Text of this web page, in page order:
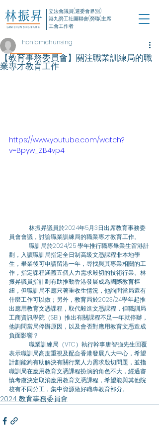
立法會議員(選委會界別)
港九勞工社團聯會(勞聯)主席
工會工作者
【教育事務委員會】關注職業訓練局的職
業專才教育工作
honlamchunsing
https://www.youtube.com/watch?
v=Bpyw_ZB4vp4
員會會議，討論職業訓練局的職業專才教育工作。
劃，入讀職訓局指定全日制高級文憑課程非本地學
生，畢業後可申請留港一年，尋找與其專業相關的工
作，指定課程涵蓋五個人力需求殷切的技術行業。林
振昇議員指計劃有助推動香港發展成為國際教育樞
紐，但職訓局不應只著重收生情況，他詢問當局還有
什麼工作可以做；另外，教育局於2023/24學年起推
出應用教育文憑課程，取代毅進文憑課程，但職訓局
工商資訊學院（SBI）推出有關課程不足一年就停辦，
他詢問當局停辦原因，以及會否對應用教育文憑造成
負面影響？
表示職訓局高度重視及配合香港發展八大中心，希望
計劃能夠有助解決有關行業人力需求殷切問題，並指
職訓局在應用教育文憑課程扮演的角色不大，經過審
慎考慮決定取消應用教育文憑課程，希望能與其他院
校有不同分工，集中資源做好職專教育部分。
2024 教育事務委員會